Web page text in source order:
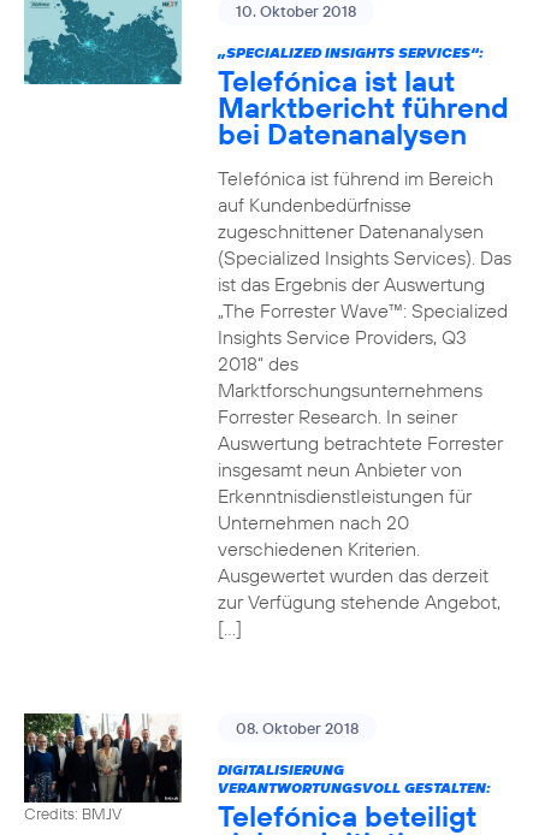
10. Oktober 2018
„SPECIALIZED INSIGHTS SERVICES“:
Telefónica ist laut
Marktbericht führend
bei Datenanalysen
Telefónica ist führend im Bereich
auf Kundenbedürfnisse
zugeschnittener Datenanalysen
(Specialized Insights Services). Das
ist das Ergebnis der Auswertung
„The Forrester Wave™: Specialized
Insights Service Providers, Q3
2018“ des
Marktforschungsunternehmens
Forrester Research. In seiner
Auswertung betrachtete Forrester
insgesamt neun Anbieter von
Erkenntnisdienstleistungen für
Unternehmen nach 20
verschiedenen Kriterien.
Ausgewertet wurden das derzeit
zur Verfügung stehende Angebot,
[…]
Credits: BMJV
08. Oktober 2018
DIGITALISIERUNG
VERANTWORTUNGSVOLL GESTALTEN:
Telefónica beteiligt